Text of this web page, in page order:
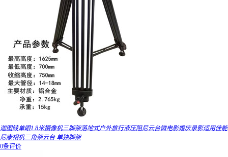
迦图鲮单眼1.8米摄像机三脚架落地式户外旅行液压阻尼云台微电影婚庆录影适用佳能
尼康相机三角架云台 单独脚架
0条评价